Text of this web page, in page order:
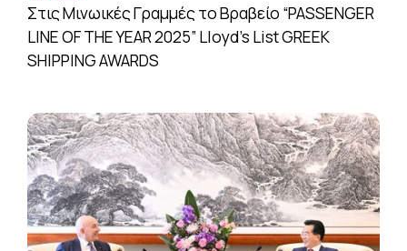
Στις Μινωικές Γραμμές το Βραβείο “PASSENGER
LINE OF THE YEAR 2025” Lloyd’s List GREEK
SHIPPING AWARDS